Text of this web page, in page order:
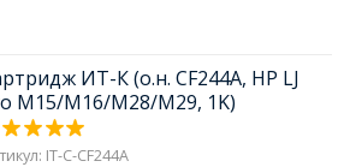
ИТ-К (о.н. CF244A, HP LJ
M15/M16/M28/M29, 1K)
IT-C-CF244A